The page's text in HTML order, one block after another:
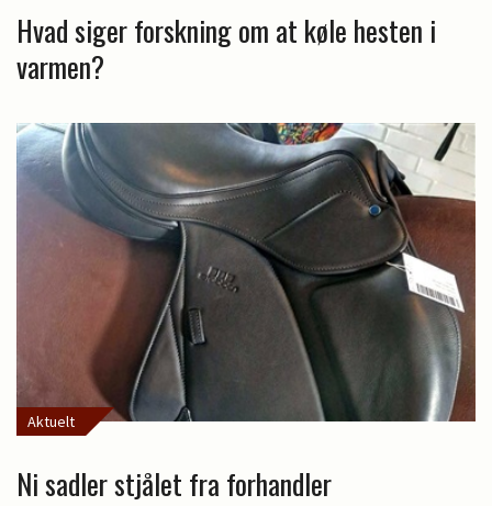
Hvad siger forskning om at køle hesten i
varmen?
Aktuelt
Ni sadler stjålet fra forhandler